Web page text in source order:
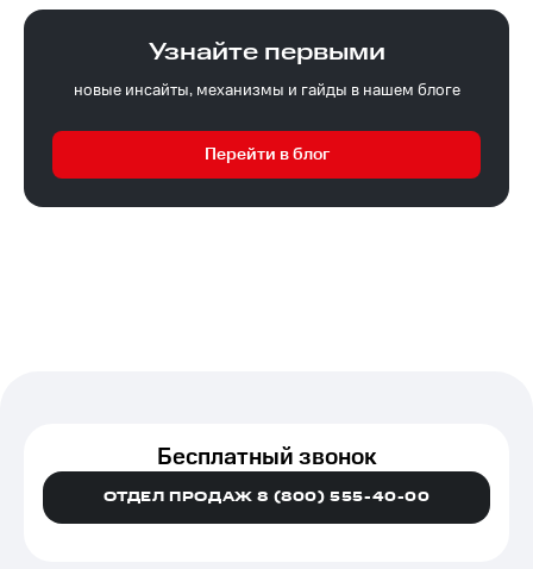
Узнайте первыми
новые инсайты, механизмы и гайды в нашем блоге
Перейти в блог
Бесплатный звонок
ОТДЕЛ ПРОДАЖ 8 (800) 555-40-00